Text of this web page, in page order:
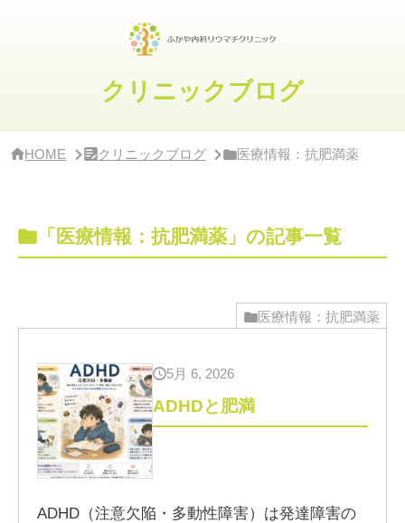
クリニックブログ
HOME クリニックブログ 医療情報：抗肥満薬
「医療情報：抗肥満薬」の記事一覧
医療情報：抗肥満薬
5月 6, 2026
ADHDと肥満
ADHD（注意欠陥・多動性障害）は発達障害の